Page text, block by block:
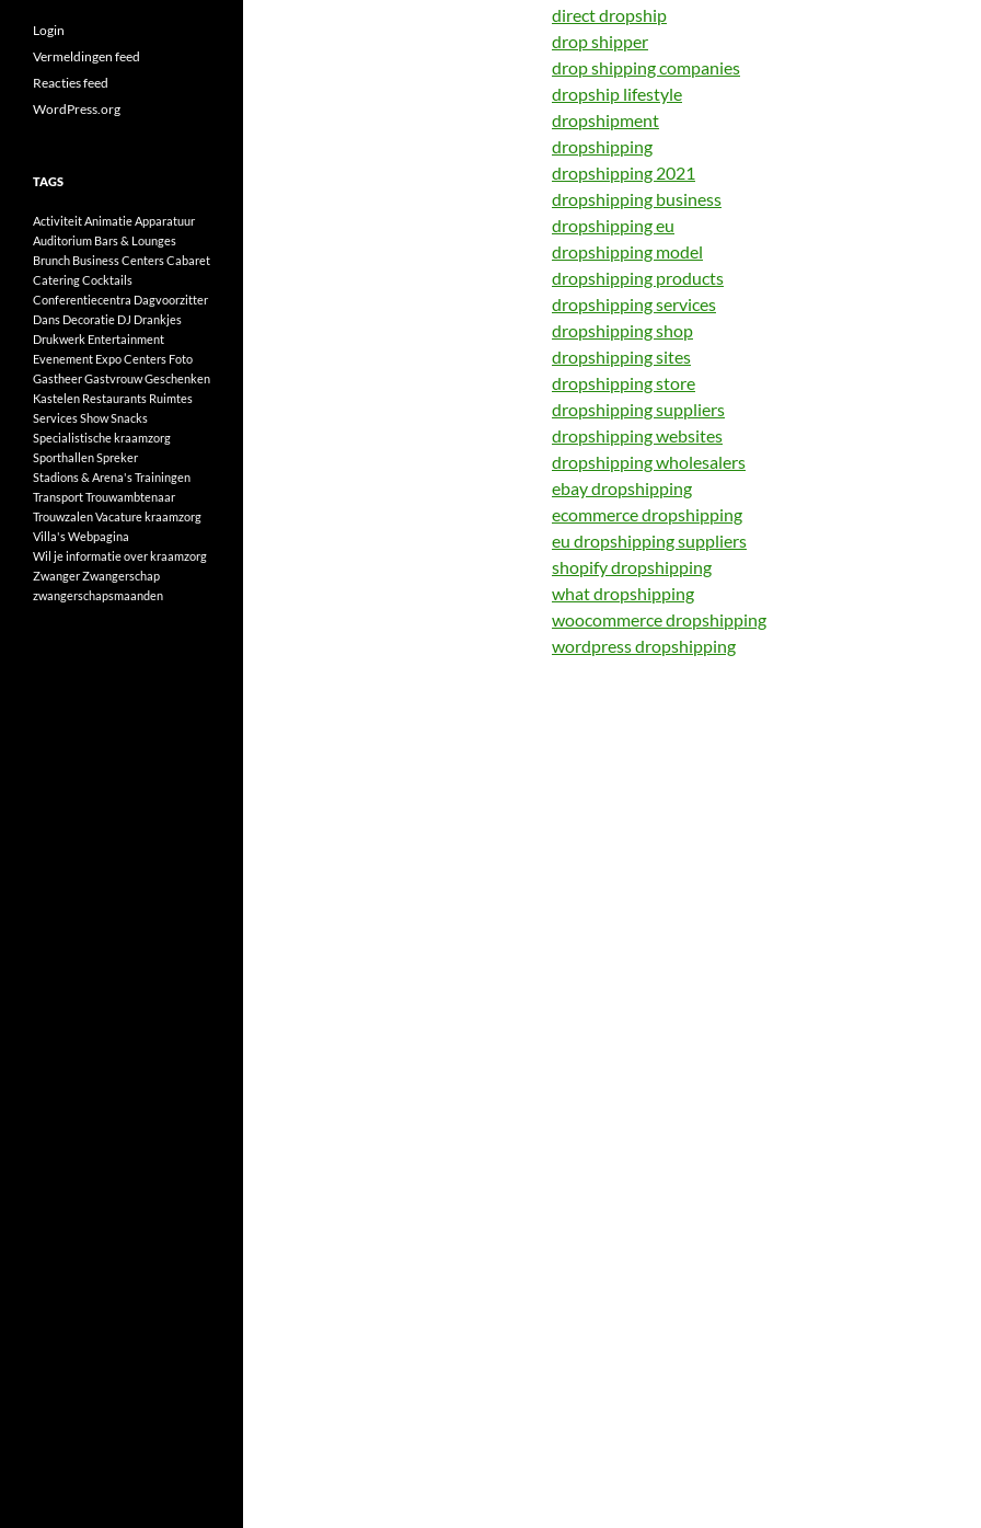
direct dropship
drop shipper
drop shipping companies
dropship lifestyle
dropshipment
dropshipping
dropshipping 2021
dropshipping business
dropshipping eu
dropshipping model
dropshipping products
dropshipping services
dropshipping shop
dropshipping sites
dropshipping store
dropshipping suppliers
dropshipping websites
dropshipping wholesalers
ebay dropshipping
ecommerce dropshipping
eu dropshipping suppliers
shopify dropshipping
what dropshipping
woocommerce dropshipping
wordpress dropshipping
Login
Vermeldingen feed
Reacties feed
WordPress.org
TAGS
ActiviteitAnimatieApparatuur
Auditorium Bars & Lounges
Brunch Business CentersCabaret
CateringCocktails
Conferentiecentra Dagvoorzitter
Dans Decoratie DJ Drankjes
Drukwerk Entertainment
Evenement Expo Centers Foto
GastheerGastvrouwGeschenken
Kastelen Restaurants Ruimtes
ServicesShowSnacks
Specialistische kraamzorg
SporthallenSpreker
Stadions & Arena'sTrainingen
TransportTrouwambtenaar
TrouwzalenVacature kraamzorg
Villa'sWebpagina
Wil je informatie over kraamzorg
ZwangerZwangerschap
zwangerschapsmaanden